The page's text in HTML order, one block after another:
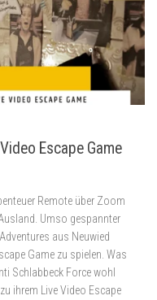
Escape Game
Remote über Zoom
Umso gespannter
aus Neuwied
Game zu spielen. Was
Schlabbeck Force wohl
ihrem Live Video Escape